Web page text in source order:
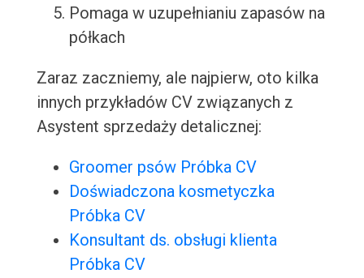
Pomaga w uzupełnianiu zapasów na
półkach
Zaraz zaczniemy, ale najpierw, oto kilka
innych przykładów CV związanych z
Asystent sprzedaży detalicznej:
Groomer psów Próbka CV
Doświadczona kosmetyczka
Próbka CV
Konsultant ds. obsługi klienta
Próbka CV